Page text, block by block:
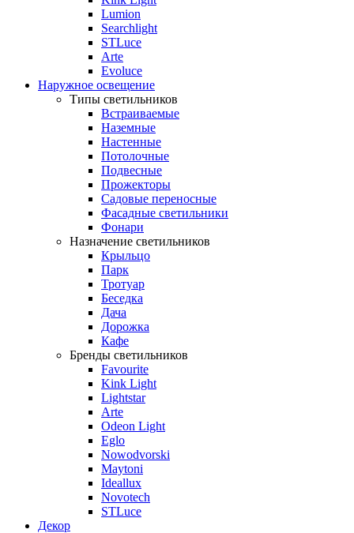
Lumion
Searchlight
STLuce
Arte
Evoluce
Наружное освещение
Типы светильников
Встраиваемые
Наземные
Настенные
Потолочные
Подвесные
Прожекторы
Садовые переносные
Фасадные светильники
Фонари
Назначение светильников
Крыльцо
Парк
Тротуар
Беседка
Дача
Дорожка
Кафе
Бренды светильников
Favourite
Kink Light
Lightstar
Arte
Odeon Light
Eglo
Nowodvorski
Maytoni
Ideallux
Novotech
STLuce
Декор